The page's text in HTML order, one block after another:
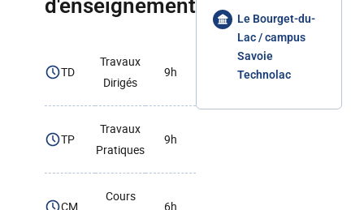
d'enseignement
TD
Travaux
Dirigés
9h
TP
Travaux
Pratiques
9h
CM
Cours
6h
Le Bourget-du-
Lac / campus
Savoie
Technolac